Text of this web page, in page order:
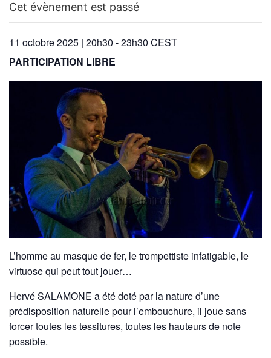
Cet évènement est passé
11 octobre 2025 | 20h30 -23h30 CEST
PARTICIPATION LIBRE
L’homme au masque de fer, le trompettiste infatigable, le
virtuose qui peut tout jouer…
Hervé SALAMONE a été doté par la nature d’une
prédisposition naturelle pour l’embouchure, il joue sans
forcer toutes les tessitures, toutes les hauteurs de note
possible.